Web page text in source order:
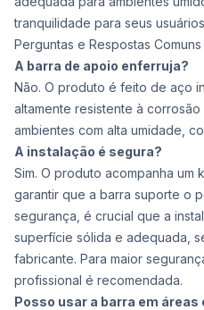
tranquilidade para seus
Perguntas e Respostas Comuns
A barra de apoio enferruja?
Não. O produto é feito de aço
altamente resistente à
ambientes com alta umidade,
A instalação é segura?
Sim. O produto acompanha um
garantir que a barra suporte o
segurança, é crucial que a
superfície sólida e adequada,
fabricante. Para maior
profissional é recomendada.
Posso usar a barra em áreas